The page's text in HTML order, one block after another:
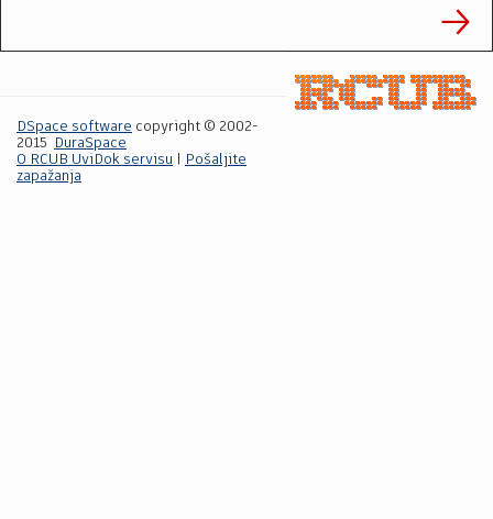
DSpace software copyright © 2002-
2015
DuraSpace
O RCUB UviDok servisu
Pošaljite
zapažanja